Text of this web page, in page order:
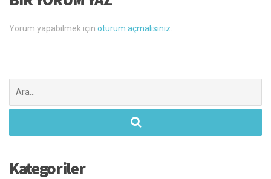
Yorum yapabilmek için oturum açmalısınız
ara:
Kategoriler